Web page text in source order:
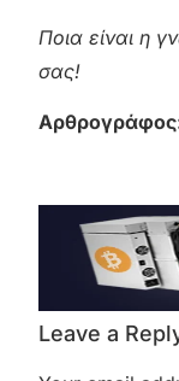
Ποια είναι η
σας!
Leave a